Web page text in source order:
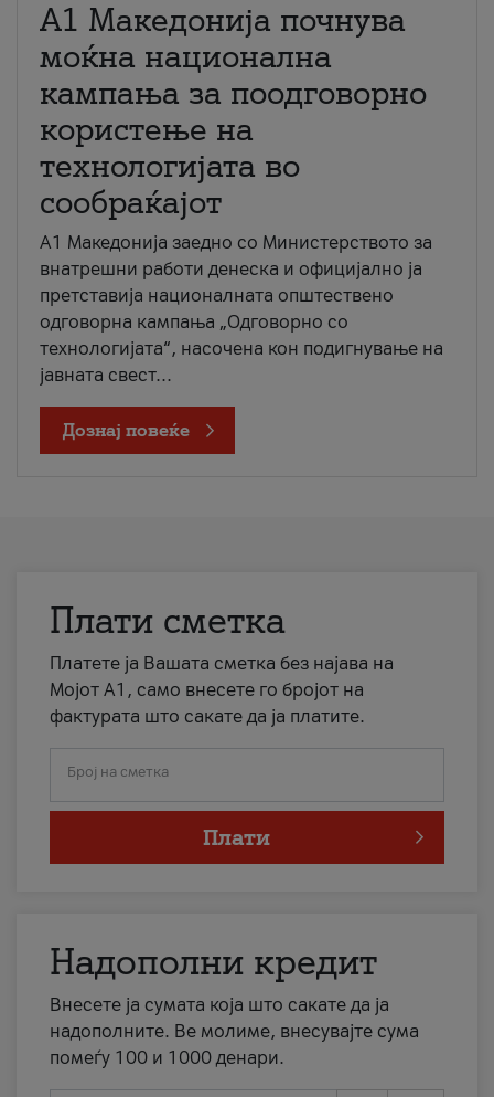
A1 Македонија почнува
моќна национална
кампања за поодговорно
користење на
технологијата во
сообраќајот
A1 Македонија заедно со Министерството за
внатрешни работи денеска и официјално ја
претставија националната општествено
одговорна кампања „Одговорно со
технологијата“, насочена кон подигнување на
јавната свест...
Дознај повеќе
Плати сметка
Платете ја Вашата сметка без најава на
Мојот А1, само внесете го бројот на
фактурата што сакате да ја платите.
Број на сметка
Плати
Надополни кредит
Внесете ја сумата која што сакате да ја
надополните. Ве молиме, внесувајте сума
помеѓу 100 и 1000 денари.